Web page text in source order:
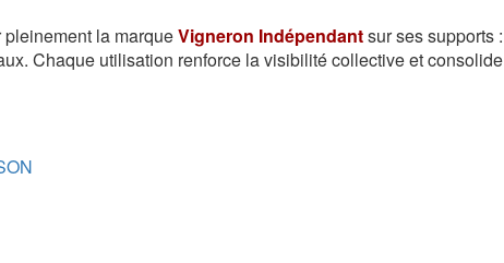
la marqueVigneron Indépendantsur ses supports :
Chaque utilisation renforce la visibilité collective et consolide